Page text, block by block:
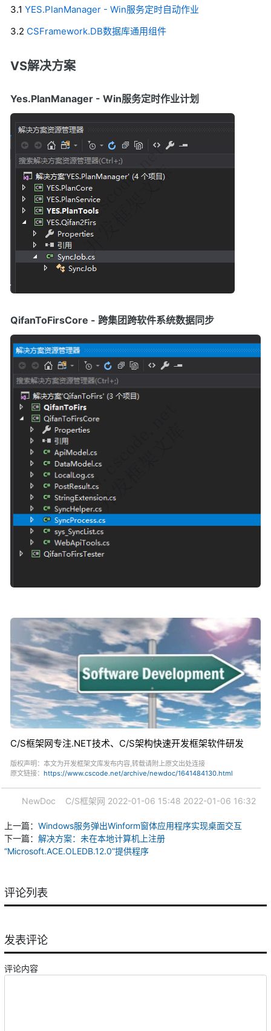
3.1 YES.PlanManager - Win服务定时自动作业
3.2 CSFramework.DB数据库通用组件
VS解决方案
Yes.PlanManager - Win服务定时作业计划
QifanToFirsCore - 跨集团跨软件系统数据同步
C/S框架网专注.NET技术、C/S架构快速开发框架软件研发
版权声明：本文为开发框架文库发布内容,转载请附上原文出处连接
原文链接： https://www.cscode.net/archive/newdoc/1641484130.html
NewDoc C/S框架网 2022-01-06 15:48 2022-01-06 16:32
上一篇： Windows服务弹出Winform窗体应用程序实现桌面交互
下一篇： 解决方案：未在本地计算机上注册
“Microsoft.ACE.OLEDB.12.0”提供程序
评论列表
发表评论
评论内容